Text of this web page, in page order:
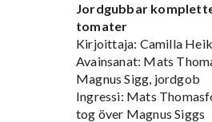
Jordgubbar
tomater
Kirjoittaja: Camilla
Avainsanat: Mats
Magnus Sigg, jordgob
Ingressi: Mats
tog över Magnus Siggs